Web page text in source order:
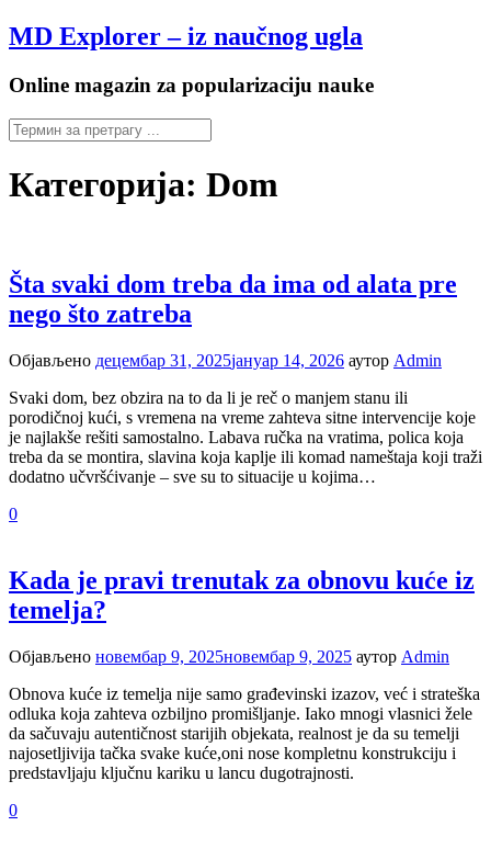
Настави
на
MD Explorer – iz naučnog ugla
Online magazin za popularizaciju nauke
Категорија: Dom
Šta svaki dom treba da ima od alata pre
nego što zatreba
Објављено децембар 31, 2025јануар 14, 2026 аутор Admin
Svaki dom, bez obzira na to da li je reč o manjem stanu ili
porodičnoj kući, s vremena na vreme zahteva sitne intervencije koje
je najlakše rešiti samostalno. Labava ručka na vratima, polica koja
treba da se montira, slavina koja kaplje ili komad nameštaja koji traži
dodatno učvršćivanje – sve su to situacije u kojima…
0
Kada je pravi trenutak za obnovu kuće iz
temelja?
Објављено новембар 9, 2025новембар 9, 2025 аутор Admin
Obnova kuće iz temelja nije samo građevinski izazov, već i strateška
odluka koja zahteva ozbiljno promišljanje. Iako mnogi vlasnici žele
da sačuvaju autentičnost starijih objekata, realnost je da su temelji
najosetljivija tačka svake kuće,oni nose kompletnu konstrukciju i
predstavljaju ključnu kariku u lancu dugotrajnosti.
0